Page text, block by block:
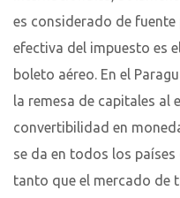
es considerado de fuente
efectiva del impuesto es
boleto aéreo. En el
la remesa de capitales al
convertibilidad en
se da en todos los
tanto que el mercado de